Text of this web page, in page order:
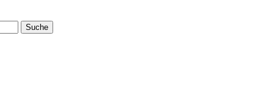
Suche